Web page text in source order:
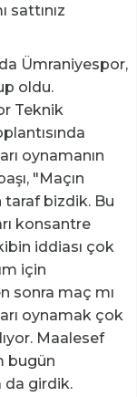
sattınız
Ümraniyespor,
oldu.
Teknik
oynamanın
"Maçın
taraf bizdik. Bu
konsantre
iddiası çok
için
sonra maç mı
oynamak çok
Maalesef
bugün
da girdik.